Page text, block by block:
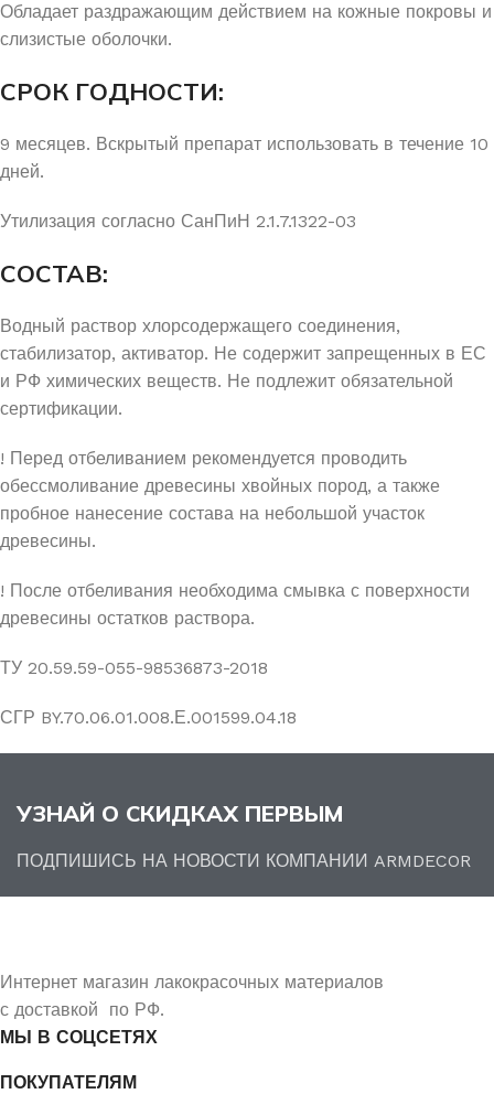
Обладает раздражающим действием на кожные покровы и
слизистые оболочки.
СРОК ГОДНОСТИ:
9 месяцев. Вскрытый препарат использовать в течение 10
дней.
Утилизация согласно СанПиН 2.1.7.1322-03
СОСТАВ:
Водный раствор хлорсодержащего соединения,
стабилизатор, активатор. Не содержит запрещенных в ЕС
и РФ химических веществ. Не подлежит обязательной
сертификации.
! Перед отбеливанием рекомендуется проводить
обессмоливание древесины хвойных пород, а также
пробное нанесение состава на небольшой участок
древесины.
! После отбеливания необходима смывка с поверхности
древесины остатков раствора.
ТУ 20.59.59-055-98536873-2018
СГР BY.70.06.01.008.Е.001599.04.18
УЗНАЙ О СКИДКАХ ПЕРВЫМ
ПОДПИШИСЬ НА НОВОСТИ КОМПАНИИ ARMDECOR
Интернет магазин лакокрасочных материалов
с доставкой по РФ.
МЫ В СОЦСЕТЯХ
ПОКУПАТЕЛЯМ